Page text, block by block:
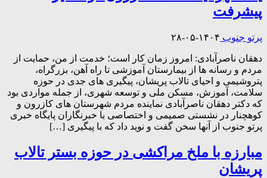
پیشرفت
پرتو جنوب ۱۴۰۴-۰۵-۲۸
دهقان ناصرآبادی: امروز زمان کار است؛ خدمت از من، حمایت از
مردم و رسانه ها از بیمارستان آموزشی تا راه آهن، بزرگراه،
پتروشیمی و احیای تالاب پریشان، پیگیری های جدی در حوزه
سلامت، آموزش، مسکن ملی و توسعه شهری، از جمله مواردی بود
که دکتر دهقان ناصرآبادی نماینده مردم شهرستان های کازرون و
کوهچنار در نشستی صمیمی و اختصاصی با خبرنگاران پایگاه خبری
پرتو جنوب از آنها سخن گفت و نوید داد که با پیگیری […]
مبارزه با ملخ مراکشی در حوزه بستر تالاب
پریشان